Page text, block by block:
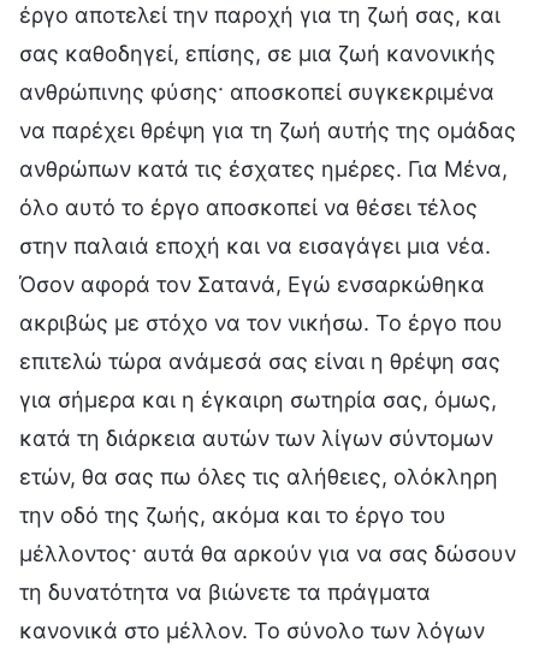
έργο αποτελεί την παροχή για τη ζωή σας, και
σας καθοδηγεί, επίσης, σε μια ζωή κανονικής
ανθρώπινης φύσης· αποσκοπεί συγκεκριμένα
να παρέχει θρέψη για τη ζωή αυτής της ομάδας
ανθρώπων κατά τις έσχατες ημέρες. Για Μένα,
όλο αυτό το έργο αποσκοπεί να θέσει τέλος
στην παλαιά εποχή και να εισαγάγει μια νέα.
Όσον αφορά τον Σατανά, Εγώ ενσαρκώθηκα
ακριβώς με στόχο να τον νικήσω. Το έργο που
επιτελώ τώρα ανάμεσά σας είναι η θρέψη σας
για σήμερα και η έγκαιρη σωτηρία σας, όμως,
κατά τη διάρκεια αυτών των λίγων σύντομων
ετών, θα σας πω όλες τις αλήθειες, ολόκληρη
την οδό της ζωής, ακόμα και το έργο του
μέλλοντος· αυτά θα αρκούν για να σας δώσουν
τη δυνατότητα να βιώνετε τα πράγματα
κανονικά στο μέλλον. Το σύνολο των λόγων